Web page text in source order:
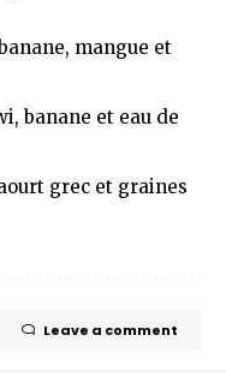
mangue et
banane et eau de
grec et graines
Leave a comment